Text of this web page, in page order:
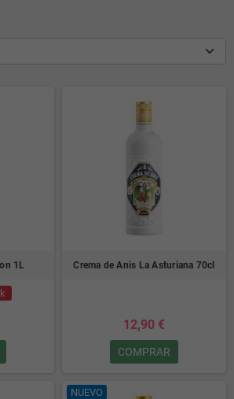
1L Crema de Anis La Asturiana 70cl
12,90 €
COMPRAR
NUEVO